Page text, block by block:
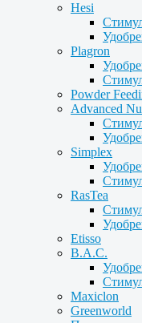
Hesi
Plagron
Powder
Advanced
Simplex
RasTea
Etisso
B.A.C.
Maxiclon
Greenworld